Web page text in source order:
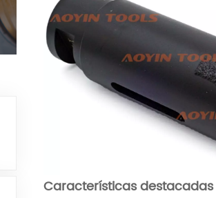
Características